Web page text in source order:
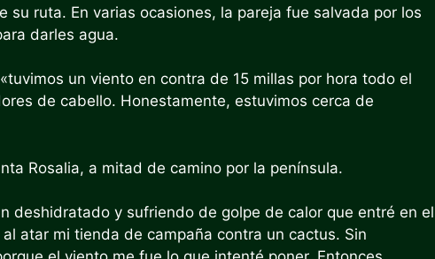
ruta. En varias ocasiones, la pareja fue salvada por los
darles agua.
un viento en contra de 15 millas por hora todo el
de cabello. Honestamente, estuvimos cerca de
Rosalia, a mitad de camino por la península.
deshidratado y sufriendo de golpe de calor que entré en el
atar mi tienda de campaña contra un cactus. Sin